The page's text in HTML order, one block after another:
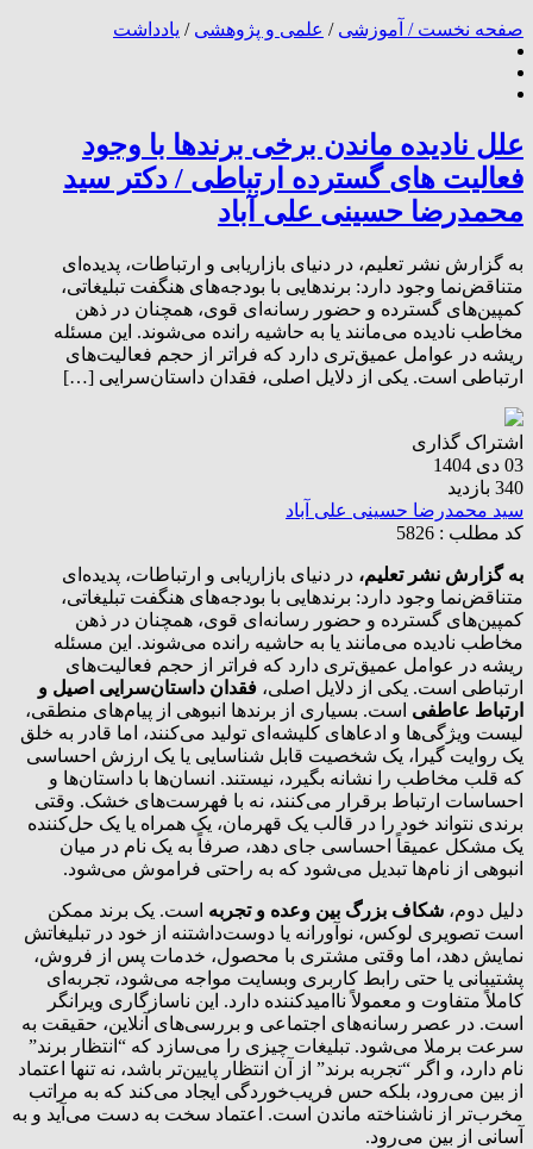
صفحه نخست / آموزشی / علمی و پژوهشی / یادداشت
علل نادیده ماندن برخی برندها با وجود
فعالیت های گسترده ارتباطی / دکتر سید
محمدرضا حسینی علی آباد
به گزارش نشر تعلیم، در دنیای بازاریابی و ارتباطات، پدیده‌ای
متناقض‌نما وجود دارد: برندهایی با بودجه‌های هنگفت تبلیغاتی،
کمپین‌های گسترده و حضور رسانه‌ای قوی، همچنان در ذهن
مخاطب نادیده می‌مانند یا به حاشیه رانده می‌شوند. این مسئله
ریشه در عوامل عمیق‌تری دارد که فراتر از حجم فعالیت‌های
ارتباطی است. یکی از دلایل اصلی، فقدان داستان‌سرایی […]
اشتراک گذاری
03 دی 1404
340 بازدید
سید محمدرضا حسینی علی آباد
کد مطلب : 5826
به گزارش نشر تعلیم، در دنیای بازاریابی و ارتباطات، پدیده‌ای
متناقض‌نما وجود دارد: برندهایی با بودجه‌های هنگفت تبلیغاتی،
کمپین‌های گسترده و حضور رسانه‌ای قوی، همچنان در ذهن
مخاطب نادیده می‌مانند یا به حاشیه رانده می‌شوند. این مسئله
ریشه در عوامل عمیق‌تری دارد که فراتر از حجم فعالیت‌های
ارتباطی است. یکی از دلایل اصلی، فقدان داستان‌سرایی اصیل و
ارتباط عاطفی است. بسیاری از برندها انبوهی از پیام‌های منطقی،
لیست ویژگی‌ها و ادعاهای کلیشه‌ای تولید می‌کنند، اما قادر به خلق
یک روایت گیرا، یک شخصیت قابل شناسایی یا یک ارزش احساسی
که قلب مخاطب را نشانه بگیرد، نیستند. انسان‌ها با داستان‌ها و
احساسات ارتباط برقرار می‌کنند، نه با فهرست‌های خشک. وقتی
برندی نتواند خود را در قالب یک قهرمان، یک همراه یا یک حل‌کننده
یک مشکل عمیقاً احساسی جای دهد، صرفاً به یک نام در میان
انبوهی از نام‌ها تبدیل می‌شود که به راحتی فراموش می‌شود.
دلیل دوم، شکاف بزرگ بین وعده و تجربه است. یک برند ممکن
است تصویری لوکس، نوآورانه یا دوست‌داشتنه از خود در تبلیغاتش
نمایش دهد، اما وقتی مشتری با محصول، خدمات پس از فروش،
پشتیبانی یا حتی رابط کاربری وبسایت مواجه می‌شود، تجربه‌ای
کاملاً متفاوت و معمولاً ناامیدکننده دارد. این ناسازگاری ویرانگر
است. در عصر رسانه‌های اجتماعی و بررسی‌های آنلاین، حقیقت به
سرعت برملا می‌شود. تبلیغات چیزی را می‌سازد که “انتظار برند”
نام دارد، و اگر “تجربه برند” از آن انتظار پایین‌تر باشد، نه تنها اعتماد
از بین می‌رود، بلکه حس فریب‌خوردگی ایجاد می‌کند که به مراتب
مخرب‌تر از ناشناخته ماندن است. اعتماد سخت به دست می‌آید و به
آسانی از بین می‌رود.